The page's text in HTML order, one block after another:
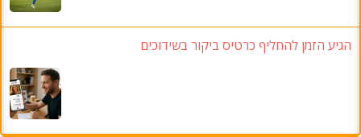
הגיע הזמן להחליף כרטיס ביקור בשידוכים